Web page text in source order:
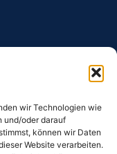
wir Technologien wie
und/oder darauf
können wir Daten
Website verarbeiten.